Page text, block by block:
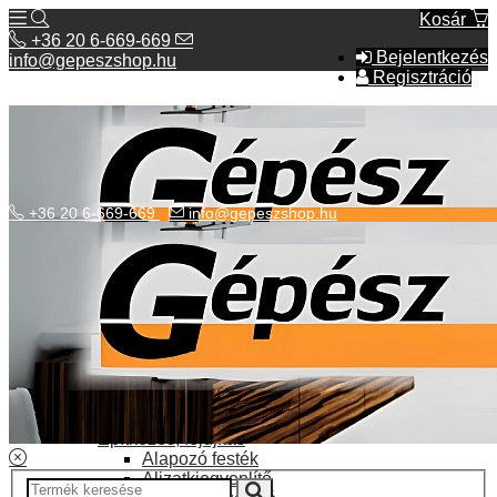
Kosár
Bejelentkezés
Regisztráció
+36 20 6-669-669
info@gepeszshop.hu
Kategóriák menü
Bolhapiac
Elektromos fűtés
Építkezés, fejújítás
Alapozó festék
Aljzatkiegyenlítő
+36 20 6-669-669 info@gepeszshop.hu